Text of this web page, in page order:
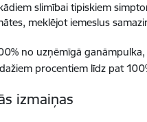
slimībai tipiskiem
meklējot iemeslus
no uzņēmīgā
procentiem līdz pat
izmaiņas